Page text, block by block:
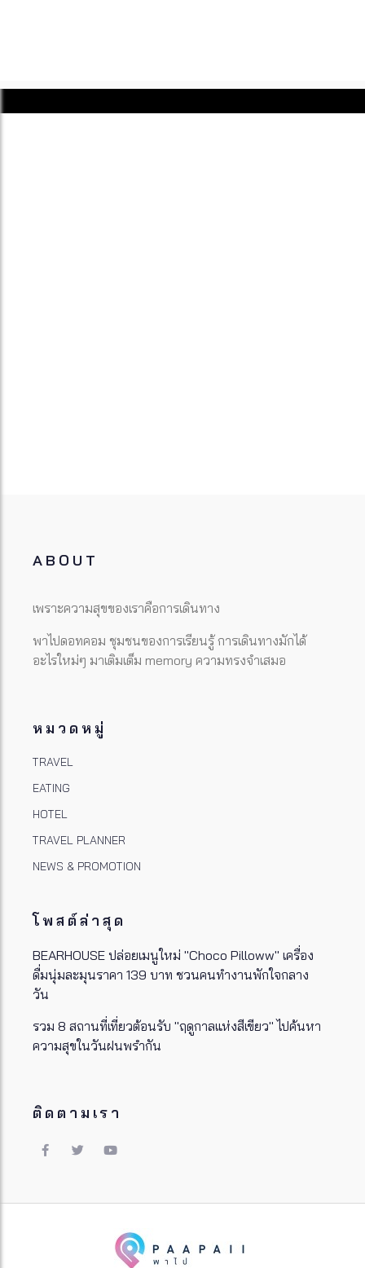
ABOUT
เพราะความสุขของเราคือการเดินทาง
พาไปดอทคอม ชุมชนของการเรียนรู้ การเดินทางมักได้
อะไรใหม่ๆ มาเติมเต็ม memory ความทรงจำเสมอ
หมวดหมู่
TRAVEL
EATING
HOTEL
TRAVEL PLANNER
NEWS & PROMOTION
โพสต์ล่าสุด
BEARHOUSE ปล่อยเมนูใหม่ "Choco Pilloww" เครื่อง
ดื่มนุ่มละมุนราคา 139 บาท ชวนคนทำงานพักใจกลาง
วัน
รวม 8 สถานที่เที่ยวต้อนรับ "ฤดูกาลแห่งสีเขียว" ไปค้นหา
ความสุขในวันฝนพรำกัน
ติดตามเรา